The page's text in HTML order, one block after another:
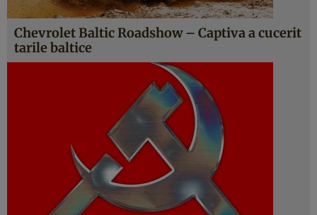
Chevrolet Baltic Roadshow – Captiva a cucerit
tarile baltice